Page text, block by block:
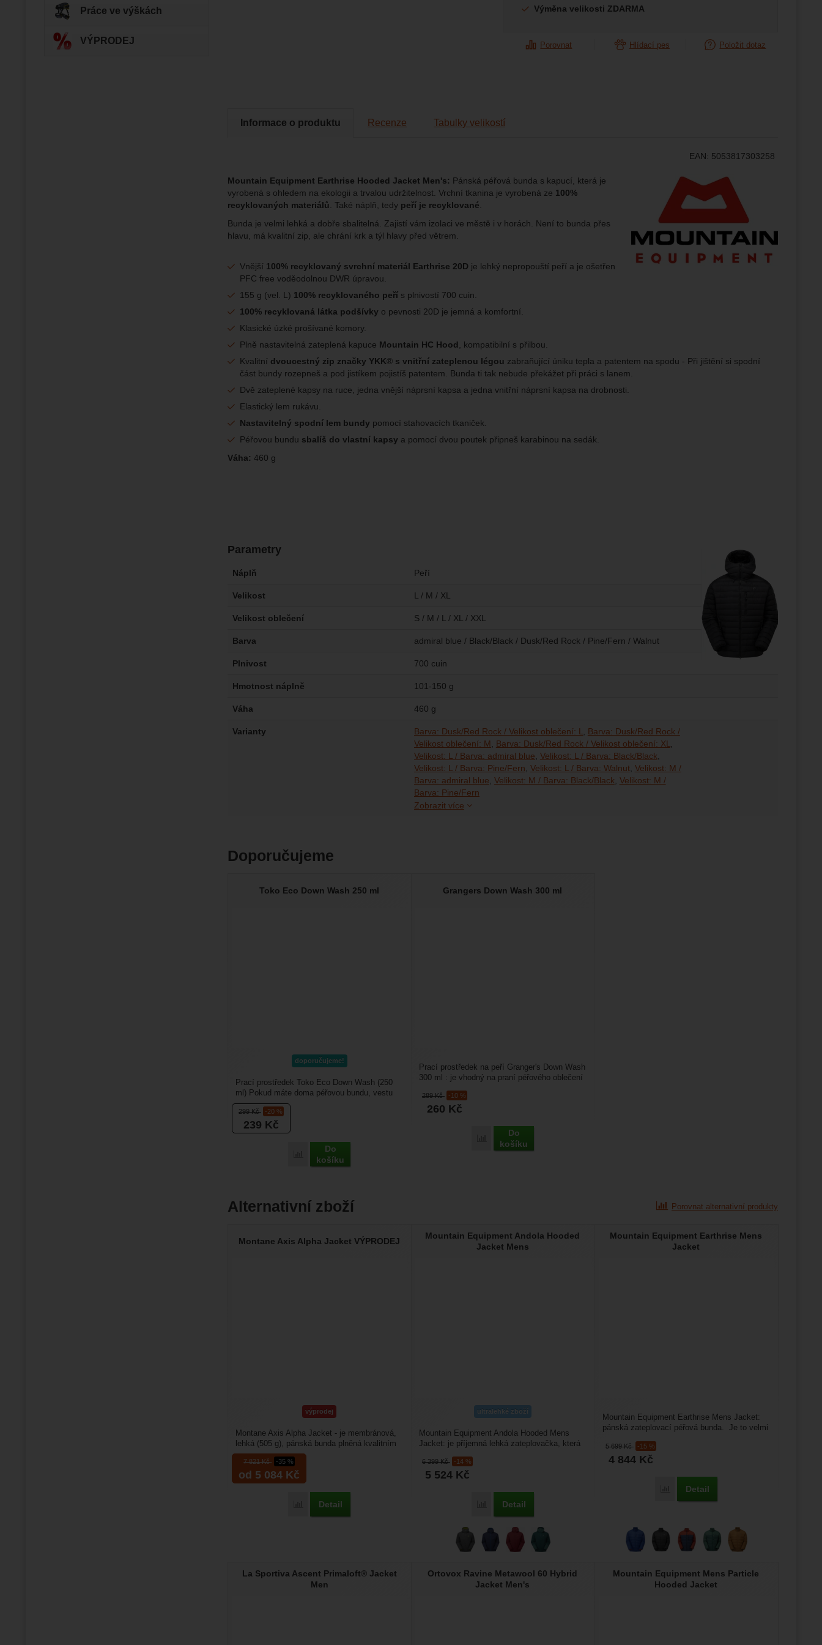
zapamatovat vaše nastavení, mohou vám pomoci s vyplňováním formulářů, umožní
abychom věděli, jak se na webu chováte, a mohli náš web dále zlepšovat
Data získaná pomocí těchto cookies zpracováváme souhrnně a anonymně, takže
Marketingové
Marketingové abychom vás neobtěžovali nevhodnou reklamou
Povoleno
vhodné obsahy nebo reklamy jak na našich stránkách, tak na stránkách třetích stran.
Výměna velikosti ZDARMA
Porovnat Hlídací pes Položit dotaz
Informace o produktu Recenze Tabulky velikostí
EAN: 5053817303258
Mountain Equipment Earthrise Hooded Jacket Men's: Pánská péřová bunda s kapucí, která je
vyrobená s ohledem na ekologii a trvalou udržitelnost. Vrchní tkanina je vyrobená ze 100%
recyklovaných materiálů . Také náplň, tedy peří je recyklované
Bunda je velmi lehká a dobře sbalitelná. Zajistí vám izolaci ve městě i v horách. Není to bunda přes
hlavu, má kvalitní zip, ale chrání krk a týl hlavy před větrem.
Vnější 100% recyklovaný svrchní materiál Earthrise 20D je lehký nepropouští peří a je ošetřen
PFC free voděodolnou DWR úpravou.
155 g (vel. L) 100% recyklovaného peří s plnivostí 700 cuin.
100% recyklovaná látka podšívky o pevnosti 20D je jemná a komfortní.
Klasické úzké prošívané komory.
Plně nastavitelná zateplená kapuce Mountain HC Hood , kompatibilní s přilbou.
Kvalitní dvoucestný zip značky YKK® s vnitřní zateplenou légou zabraňující úniku tepla a patentem na spodu - Při jištění si spodní
část bundy rozepneš a pod jistíkem pojistíš patentem. Bunda ti tak nebude překážet při práci s lanem.
Dvě zateplené kapsy na ruce, jedna vnější náprsní kapsa a jedna vnitřní náprsní kapsa na drobnosti.
Elastický lem rukávu.
Nastavitelný spodní lem bundy pomocí stahovacích tkaniček.
Péřovou bundu sbalíš do vlastní kapsy a pomocí dvou poutek připneš karabinou na sedák.
Váha: 460 g
Parametry
Náplň Peří
Velikost L / M / XL
Velikost oblečení S / M / L / XL / XXL
Barva admiral blue / Black/Black / Dusk/Red Rock / Pine/Fern / Walnut
Plnivost 700 cuin
Hmotnost náplně 101-150 g
Váha 460 g
Varianty Barva: Dusk/Red Rock / Velikost oblečení: L
Barva: Dusk/Red Rock /
Velikost oblečení: M
Barva: Dusk/Red Rock / Velikost oblečení: XL
Velikost: L / Barva: admiral blue Velikost: L / Barva: Black/Black
Velikost: L / Barva: Pine/Fern Velikost: L / Barva: Walnut Velikost: M /
Barva: admiral blue Velikost: M / Barva: Black/Black Velikost: M /
Barva: Pine/Fern
Zobrazit více
Doporučujeme
Toko Eco Down Wash 250 ml
doporučujeme!
299Kč -20 %
239 Kč
Porovnat
Do
košíku
Prací prostředek Toko Eco Down Wash (250
ml) Pokud máte doma péřovou bundu, vestu
nebo spacák (například...
Grangers Down Wash 300 ml
289Kč -10 %
260 Kč
Porovnat
Do
košíku
Prací prostředek na peří Granger's Down Wash
300 ml : je vhodný na praní péřového oblečení
Alternativní zboží Porovnat alternativní produkty
Montane Axis Alpha Jacket VÝPRODEJ
výprodej
7 821Kč -35 %
od 5 084 Kč
Porovnat
Detail
Montane Axis Alpha Jacket - je membránová,
lehká (505 g), pánská bunda plněná kvalitním
husím peřím....
Mountain Equipment Andola Hooded
Jacket Mens
ultralehké zboží
6 399Kč -14 %
5 524 Kč
Porovnat
Detail
Mountain Equipment Andola Hooded Mens
Jacket: je příjemná lehká zateplovačka, která
Mountain Equipment Earthrise Mens
Jacket
5 699Kč -15 %
4 844 Kč
Porovnat
Detail
Mountain Equipment Earthrise Mens Jacket:
pánská zateplovací péřová bunda. Je to velmi
La Sportiva Ascent Primaloft® Jacket
Men
Ortovox Ravine Metawool 60 Hybrid
Jacket Men's
Mountain Equipment Mens Particle
Hooded Jacket
Práce ve výškách
VÝPRODEJ